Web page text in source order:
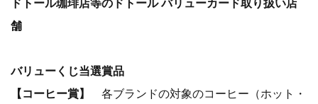
ドトール珈琲店等のドトール バリューカード取り扱い店
舗
バリューくじ当選賞品
【コーヒー賞】 各ブランドの対象のコーヒー（ホット・